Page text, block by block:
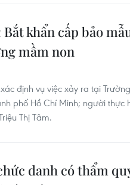
khẩn cấp bảo
mầm non
định vụ việc xảy ra tại
phố Hồ Chí Minh; người thực
Thị Tâm.
danh có thẩm